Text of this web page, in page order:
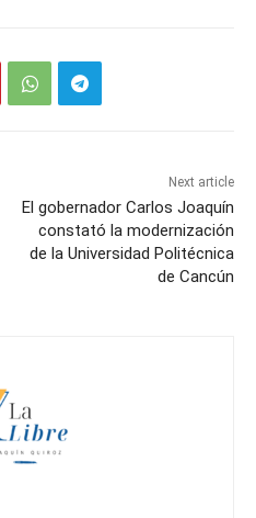
Next article
El gobernador Carlos Joaquín
constató la modernización
de la Universidad Politécnica
de Cancún